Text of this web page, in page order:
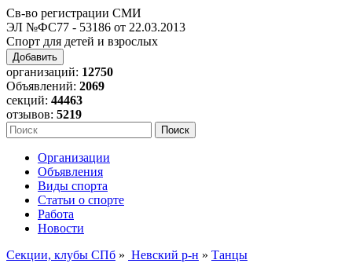
Св-во регистрации СМИ
ЭЛ №ФС77 - 53186 от 22.03.2013
Спорт для детей и взрослых
Добавить
организаций: 12750
Объявлений: 2069
секций: 44463
отзывов: 5219
Организации
Объявления
Виды спорта
Статьи о спорте
Работа
Новости
Секции, клубы СПб » Невский р-н » Танцы